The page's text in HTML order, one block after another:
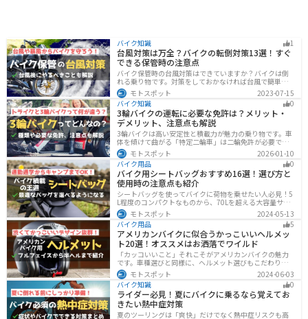
バイク知識 1
台風対策は万全？バイクの転倒対策13選！すぐ
できる保管時の注意点
バイク保管時の台風対策はできていますか？バイクは倒
れる乗り物です。対策をしておかなければ台風で簡単に
倒れてしまいます。大切な愛車に傷がつく前にしっかり
と対策しておきましょう。初心者でも簡単にできる台風
対策を紹介します。台風後にやるべきこともまとめてあ
るので、参考にしてください。
モトスポット
2023-07-15
バイク知識
0
3輪バイクの運転に必要な免許は？メリット・
デメリット、注意点も解説
3輪バイクは高い安定性と積載力が魅力の乗り物です。車
体を傾けて曲がる「特定二輪車」は二輪免許が必要です
が、自立する「トライク」は普通自動車免許で運転で
き、ヘルメット着用も任意です。維持費はバイク並みです
が、運転特性や駐車ルールは車種により異なるため、事
前の確認が大切です。
モトスポット
2026-01-10
バイク用品
0
バイク用シートバッグおすすめ16選！選び方と
使用時の注意点も紹介
シートバッグを使ってバイクに荷物を乗せたい人必見！5
L程度のコンパクトなものから、70Lを超える大容量サイ
ズまでシートバッグは種類が豊富です。用途に合わせて
選べば今よりもっと快適に荷物を運ぶことができます。
この記事でバッグの種類や選び方、オススメ商品を紹介
します。
モトスポット
2024-05-13
バイク用品
5
アメリカンバイクに似合うかっこいいヘルメッ
ト20選！オススメはお洒落でワイルド
「カッコいいこと」それこそがアメリカンバイクの魅力
です。車種選びと同様に、ヘルメット選びもこだわりた
いところですよね。アメリカンバイクの魅力をもっと引
き立ててくれるオススメのヘルメットを紹介します。
モトスポット
2024-06-03
バイク知識
0
ライダー必見！夏にバイクに乗るなら覚えてお
きたい熱中症対策
夏のツーリングは「爽快」だけでなく熱中症リスクも高